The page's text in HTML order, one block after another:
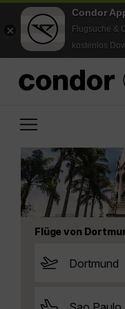
Condor
Flugsuche &
kostenlos
Flüge von